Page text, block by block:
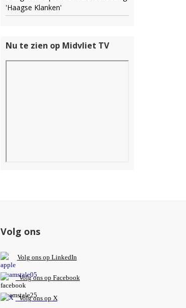
'Haagse Klanken'
Nu te zien op Midvliet TV
Volg ons
Volg ons op LinkedIn
Volg ons op Facebook
Volg ons op X